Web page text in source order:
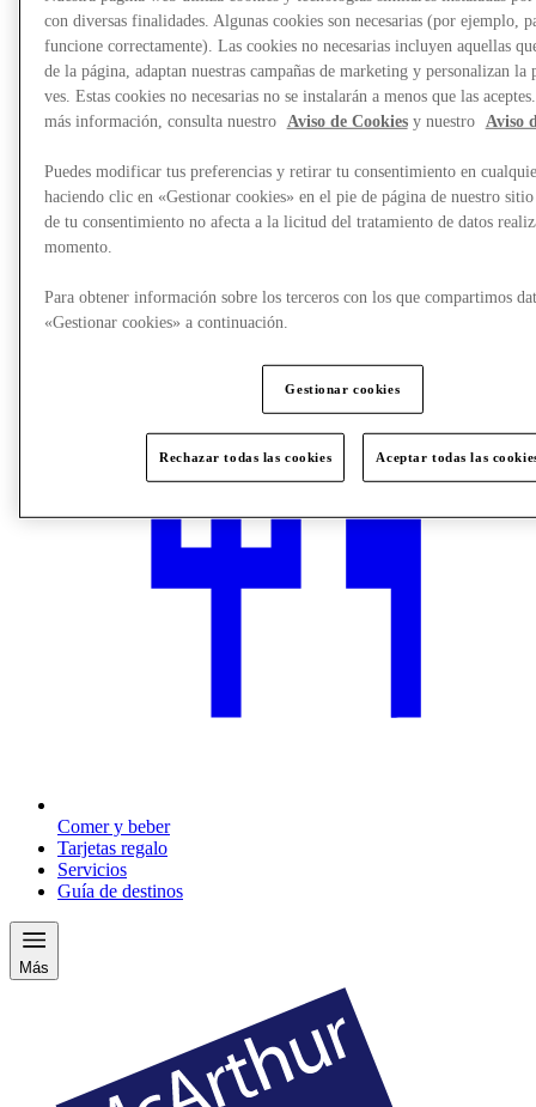
¿Qué pasa?
Comer y beber
Tarjetas regalo
Servicios
Guía de destinos
Más
con diversas finalidades. Algunas cookies son necesarias (por ejemplo,
funcione correctamente). Las cookies no necesarias incluyen aquellas
de la página, adaptan nuestras campañas de marketing y personalizan la
ves. Estas cookies no necesarias no se instalarán a menos que las
más información, consulta nuestro
Aviso de Cookiesy nuestro Aviso
Puedes modificar tus preferencias y retirar tu consentimiento en
haciendo clic en «Gestionar cookies» en el pie de página de nuestro
de tu consentimiento no afecta a la licitud del tratamiento de datos
momento.
Para obtener información sobre los terceros con los que compartimos
«Gestionar cookies» a continuación.
Gestionar cookies
Rechazar todas las cookies Aceptar todas las